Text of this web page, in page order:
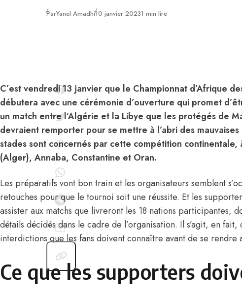
ParYanel AmadhiPublié
10 janvier 20231 min lire
C’est vendredi 13 janvier que le Championnat d’Afrique
débutera avec une cérémonie d’ouverture qui promet
un match entre l’Algérie et la Libye que les protégés de
devraient remporter pour se mettre à l’abri des
stades sont concernés par cette compétition continentale,
(Alger), Annaba, Constantine et Oran.
Les préparatifs vont bon train et les organisateurs semblent
retouches pour que le tournoi soit une réussite. Et les
assister aux matchs que livreront les 18 nations participantes,
détails décidés dans le cadre de l’organisation. Il s’agit, en fait,
interdictions que les fans doivent connaître avant de se rendre
Ce que les supporters